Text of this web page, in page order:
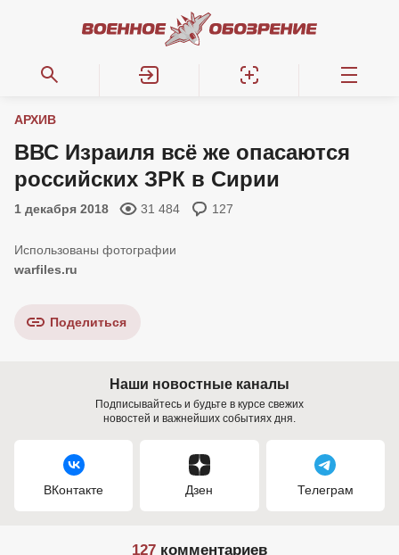
АРХИВ
ВВС Израиля всё же опасаются
российских ЗРК в Сирии
1 декабря 2018 31 484 127
warfiles.ru
Поделиться
Наши новостные каналы
Подписывайтесь и будьте в курсе свежих
новостей и важнейших событиях дня.
ВКонтакте Дзен Телеграм
127 комментариев